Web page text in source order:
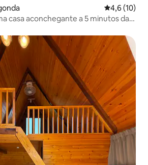
4,6 de uma
4,6 (10)
casa aconchegante a 5 minutos da